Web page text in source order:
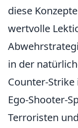
diese
wertvolle
in der
Counter-
Ego-Shooter-
Terroristen